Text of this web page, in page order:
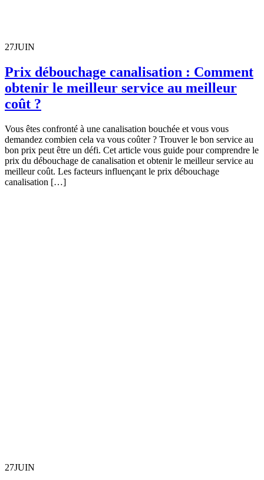
27JUIN
Prix débouchage canalisation : Comment
obtenir le meilleur service au meilleur
coût ?
Vous êtes confronté à une canalisation bouchée et vous vous
demandez combien cela va vous coûter ? Trouver le bon service au
bon prix peut être un défi. Cet article vous guide pour comprendre le
prix du débouchage de canalisation et obtenir le meilleur service au
meilleur coût. Les facteurs influençant le prix débouchage
canalisation […]
27JUIN